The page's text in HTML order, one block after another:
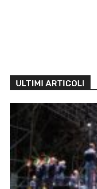
ULTIMI ARTICOLI